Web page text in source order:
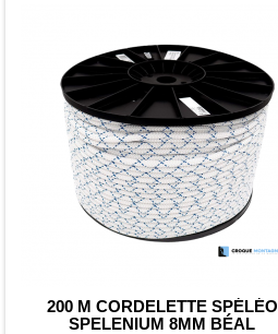
200 M CORDELETTE SPÉLÉO
SPELENIUM 8MM BÉAL